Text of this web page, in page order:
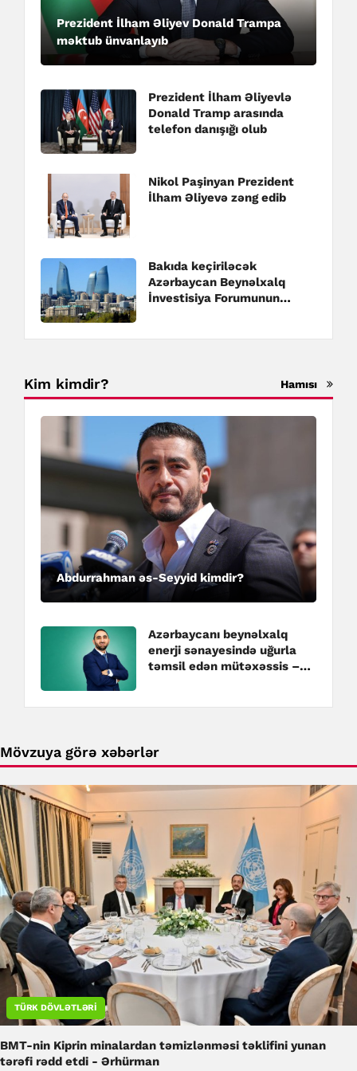
Prezident İlham Əliyev Donald Trampa
məktub ünvanlayıb
Prezident İlham Əliyevlə
Donald Tramp arasında
telefon danışığı olub
Nikol Paşinyan Prezident
İlham Əliyevə zəng edib
Bakıda keçiriləcək
Azərbaycan Beynəlxalq
İnvestisiya Forumunun
Kim kimdir? Hamısı
Abdurrahman əs-Seyyid kimdir?
Azərbaycanı beynəlxalq
enerji sənayesində uğurla
təmsil edən mütəxəssis –
Mövzuya görə xəbərlər
TÜRK DÖVLƏTLƏRI
BMT-nin Kiprin minalardan təmizlənməsi təklifini yunan
tərəfi rədd etdi - Ərhürman